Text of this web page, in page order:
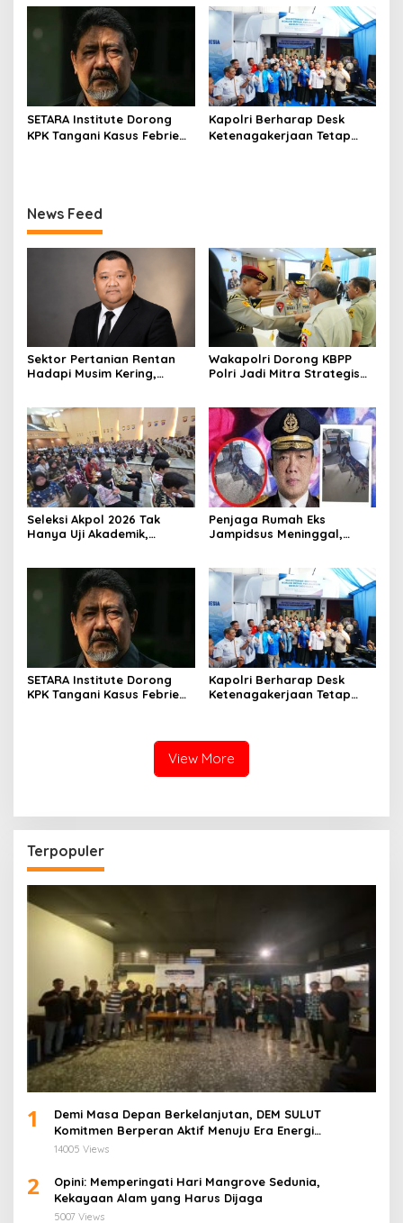
Penilaian
Atensi Khusus
SETARA Institute Dorong
KPK Tangani Kasus Febrie
Kapolri Berharap Desk
Ketenagakerjaan Tetap
News Feed
Sektor Pertanian Rentan
Hadapi Musim Kering,
Wakapolri Dorong KBPP
Polri Jadi Mitra Strategis
Seleksi Akpol 2026 Tak
Hanya Uji Akademik,
Penjaga Rumah Eks
Jampidsus Meninggal,
SETARA Institute Dorong
KPK Tangani Kasus Febrie
Kapolri Berharap Desk
Ketenagakerjaan Tetap
View More
Terpopuler
1
Demi Masa Depan Berkelanjutan, DEM SULUT
Komitmen Berperan Aktif Menuju Era Energi
Terbarukan di Sulawesi Utara
14005 Views
2
Opini: Memperingati Hari Mangrove Sedunia,
Kekayaan Alam yang Harus Dijaga
5007 Views